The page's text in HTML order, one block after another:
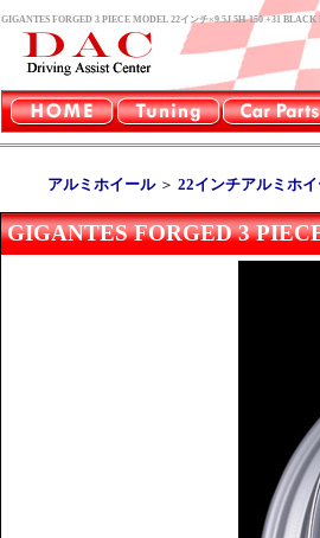
GIGANTES FORGED 3 PIECE MODEL 22インチ×9.5J 5H-150 +31
アルミホイール＞ 22インチアルミホ
GIGANTES FORGED 3